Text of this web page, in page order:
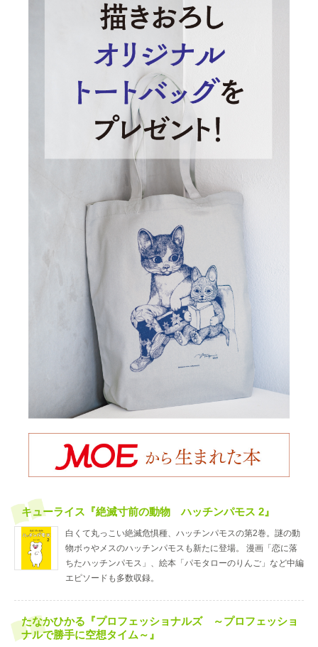
キューライス『絶滅寸前の動物 ハッチンパモス 2』
白くて丸っこい絶滅危惧種、ハッチンパモスの第2巻。謎の動
物ボゥやメスのハッチンパモスも新たに登場。 漫画「恋に落
ちたハッチンパモス」、絵本「パモタローのりんご」など中編
エピソードも多数収録。
たなかひかる『プロフェッショナルズ ～プロフェッショ
ナルで勝手に空想タイム～』